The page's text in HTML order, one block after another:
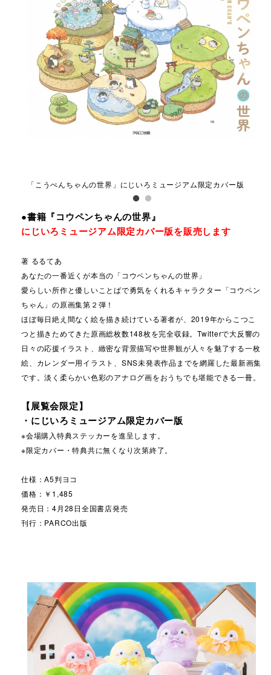
「こうぺんちゃんの世界」にじいろミュージアム限定カバー版
●書籍『コウペンちゃんの世界』
にじいろミュージアム限定カバー版を販売します
著 るるてあ
あなたの一番近くが本当の「コウペンちゃんの世界」
愛らしい所作と優しいことばで勇気をくれるキャラクター「コウペン
ちゃん」の原画集第２弾！
ほぼ毎日絶え間なく絵を描き続けている著者が、2019年からこつこ
つと描きためてきた原画総枚数148枚を完全収録。Twitterで大反響の
日々の応援イラスト、緻密な背景描写や世界観が人々を魅了する一枚
絵、カレンダー用イラスト、SNS未発表作品までを網羅した最新画集
です。淡く柔らかい色彩のアナログ画をおうちでも堪能できる一冊。
【展覧会限定】
・にじいろミュージアム限定カバー版
※会場購入特典ステッカーを進呈します。
※限定カバー・特典共に無くなり次第終了。
仕様：A5判ヨコ
価格：￥1,485
発売日：4月28日全国書店発売
刊行：PARCO出版